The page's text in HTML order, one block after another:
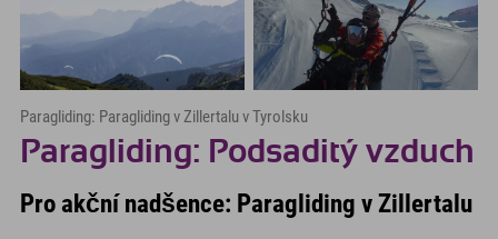
Paragliding: Paragliding v Zillertalu v Tyrolsku
Paragliding: Podsaditý vzduch
Pro akční nadšence: Paragliding v Zillertalu